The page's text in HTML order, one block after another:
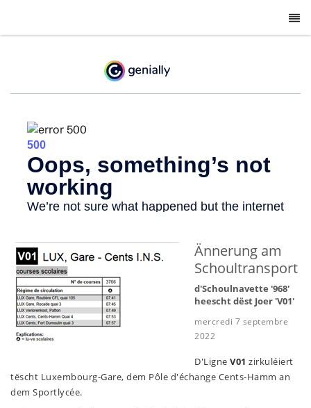
Ännerung am
Schoultransport
d'Schoulnavette '968'
heescht dëst Joer 'V01'
mercredi 7 septembre
2022
D'Ligne V01 zirkuléiert
tëscht Luxembourg-Gare, dem Pôle d'échange Cents-Hamm an
dem Sportlycée.